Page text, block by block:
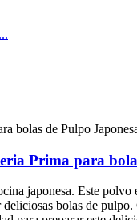
Prima para
japonesa. Este
bolas de